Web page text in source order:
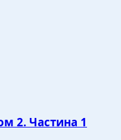
2. Частина 1